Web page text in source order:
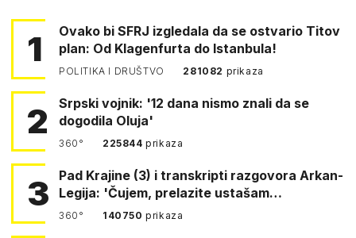
1
Ovako bi SFRJ izgledala da se ostvario Titov
plan: Od Klagenfurta do Istanbula!
POLITIKA I DRUŠTVO 281082 prikaza
2
Srpski vojnik: '12 dana nismo znali da se
dogodila Oluja'
360° 225844prikaza
3
Pad Krajine (3) i transkripti razgovora Arkan-
Legija: 'Čujem, prelazite ustašam…
360° 140750prikaza